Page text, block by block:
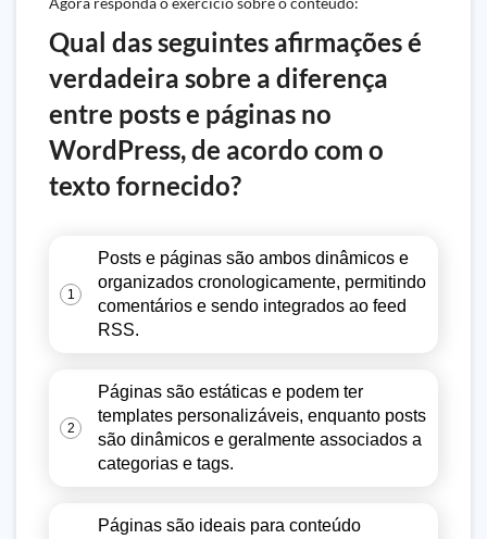
Qual das seguintes afirmações é
verdadeira sobre a diferença
entre posts e páginas no
WordPress, de acordo com o
texto fornecido?
1
Posts e páginas são ambos dinâmicos e
organizados cronologicamente, permitindo
comentários e sendo integrados ao feed
RSS.
2
Páginas são estáticas e podem ter
templates personalizáveis, enquanto posts
são dinâmicos e geralmente associados a
categorias e tags.
Páginas são ideais para conteúdo